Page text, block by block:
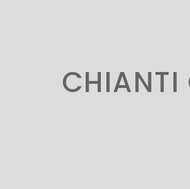
CHIANTI